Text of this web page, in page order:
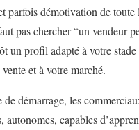
parfois démotivation de toute
pas chercher “un vendeur
un profil adapté à votre
et à votre marché.
de démarrage, les
autonomes, capables